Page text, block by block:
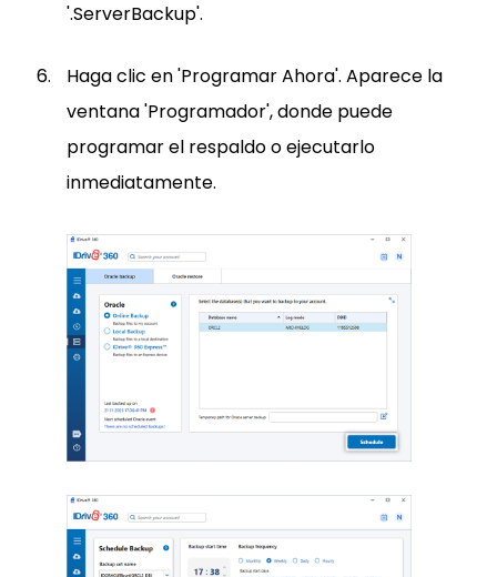
'.ServerBackup'.
Haga clic en 'Programar Ahora'. Aparece la
ventana 'Programador', donde puede
programar el respaldo o ejecutarlo
inmediatamente.